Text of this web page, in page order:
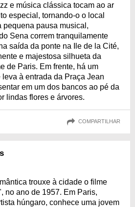
e música clássica tocam ao ar
especial, tornando-o o local
pequena pausa musical,
Sena correm tranquilamente
saída da ponte na Ile de la Cité,
e majestosa silhueta da
de Paris. Em frente, há um
à entrada da Praça Jean
em um dos bancos ao pé da
lindas flores e árvores.
COMPARTILHAR
trouxe à cidade o filme
no ano de 1957. Em Paris,
húngaro, conhece uma jovem